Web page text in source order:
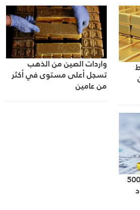
واردات الصين من الذهب
تسجل أعلى مستوى في أكثر
من عامين
لأقل من 5000